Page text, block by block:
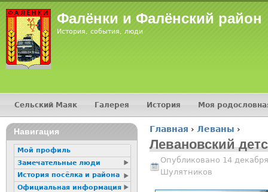
Фалёнки и Фалёнский район
История, события, люди
Вы здесь
Главная › Леваны ›
Левановский
Опубликовано 14
Шулятников
Главное меню
Сельский Маяк Галерея История Моя
16+
Навигация
Мой профиль
Замечательные люди
История посёлка и района
Официальная информация